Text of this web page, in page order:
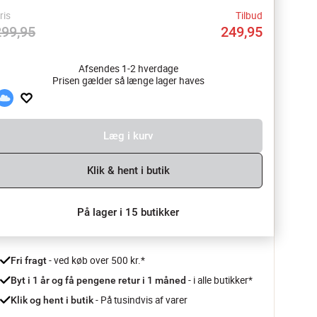
Tilbud
249,95
Afsendes 1-2 hverdage
Prisen gælder så længe lager haves
Læg i kurv
Klik & hent i butik
På lager i 15 butikker
Fri fragt - ved køb over 500 kr.*
Byt i 1 år og få pengene retur i 1 måned - i alle butikker*
Klik og hent i butik - På tusindvis af varer